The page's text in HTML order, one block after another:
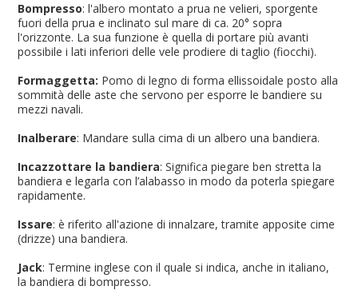
Bompresso: l'albero montato a prua ne velieri, sporgente
fuori della prua e inclinato sul mare di ca. 20° sopra
l'orizzonte. La sua funzione è quella di portare più avanti
possibile i lati inferiori delle vele prodiere di taglio (fiocchi).
Formaggetta: Pomo di legno di forma ellissoidale posto alla
sommità delle aste che servono per esporre le bandiere su
mezzi navali.
Inalberare: Mandare sulla cima di un albero una bandiera.
Incazzottare la bandiera: Significa piegare ben stretta la
bandiera e legarla con l’alabasso in modo da poterla spiegare
rapidamente.
Issare: è riferito all'azione di innalzare, tramite apposite cime
(drizze) una bandiera.
Jack: Termine inglese con il quale si indica, anche in italiano,
la bandiera di bompresso.